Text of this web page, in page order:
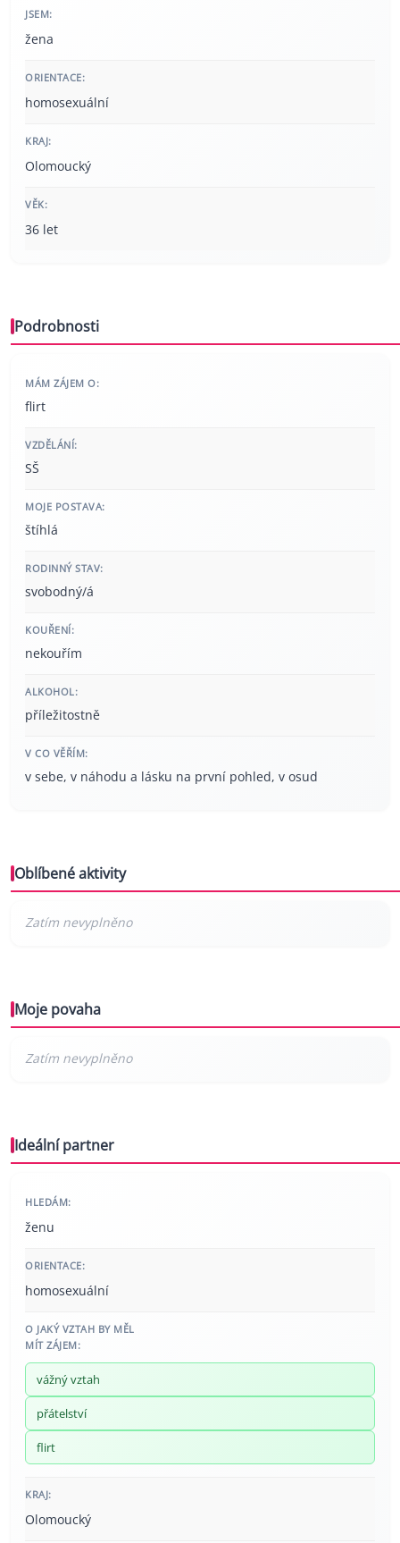
JSEM:
žena
ORIENTACE:
homosexuální
KRAJ:
Olomoucký
VĚK:
36 let
Podrobnosti
MÁM ZÁJEM O:
flirt
VZDĚLÁNÍ:
SŠ
MOJE POSTAVA:
štíhlá
RODINNÝ STAV:
svobodný/á
KOUŘENÍ:
nekouřím
ALKOHOL:
příležitostně
V CO VĚŘÍM:
v sebe, v náhodu a lásku na první pohled, v osud
Oblíbené aktivity
Moje povaha
Ideální partner
HLEDÁM:
ženu
ORIENTACE:
homosexuální
O JAKÝ VZTAH BY MĚL
MÍT ZÁJEM:
vážný vztah
přátelství
flirt
KRAJ:
Olomoucký